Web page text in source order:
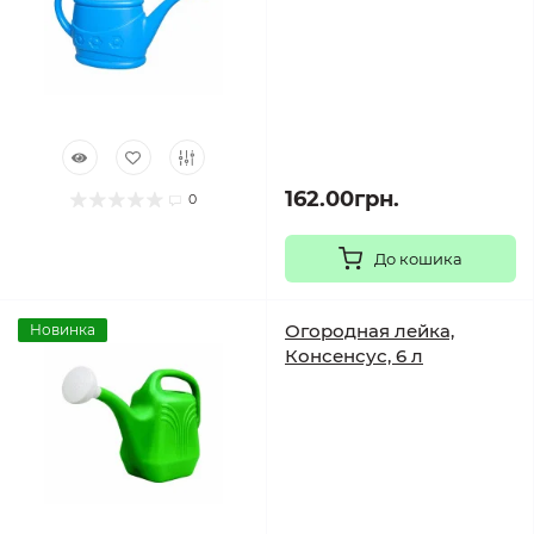
0 162.00грн.
До кошика
Новинка
Огородная лейка,
Консенсус, 6 л